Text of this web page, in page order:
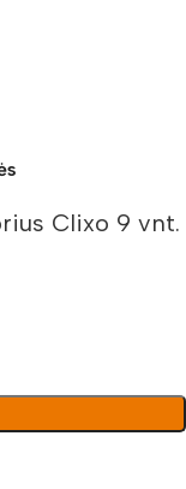
Clixo 9 vnt.